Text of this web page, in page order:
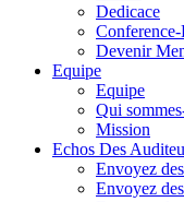
Dedicace
Conference-
Devenir
Equipe
Equipe
Qui
Mission
Echos Des
Envoyez
Envoyez